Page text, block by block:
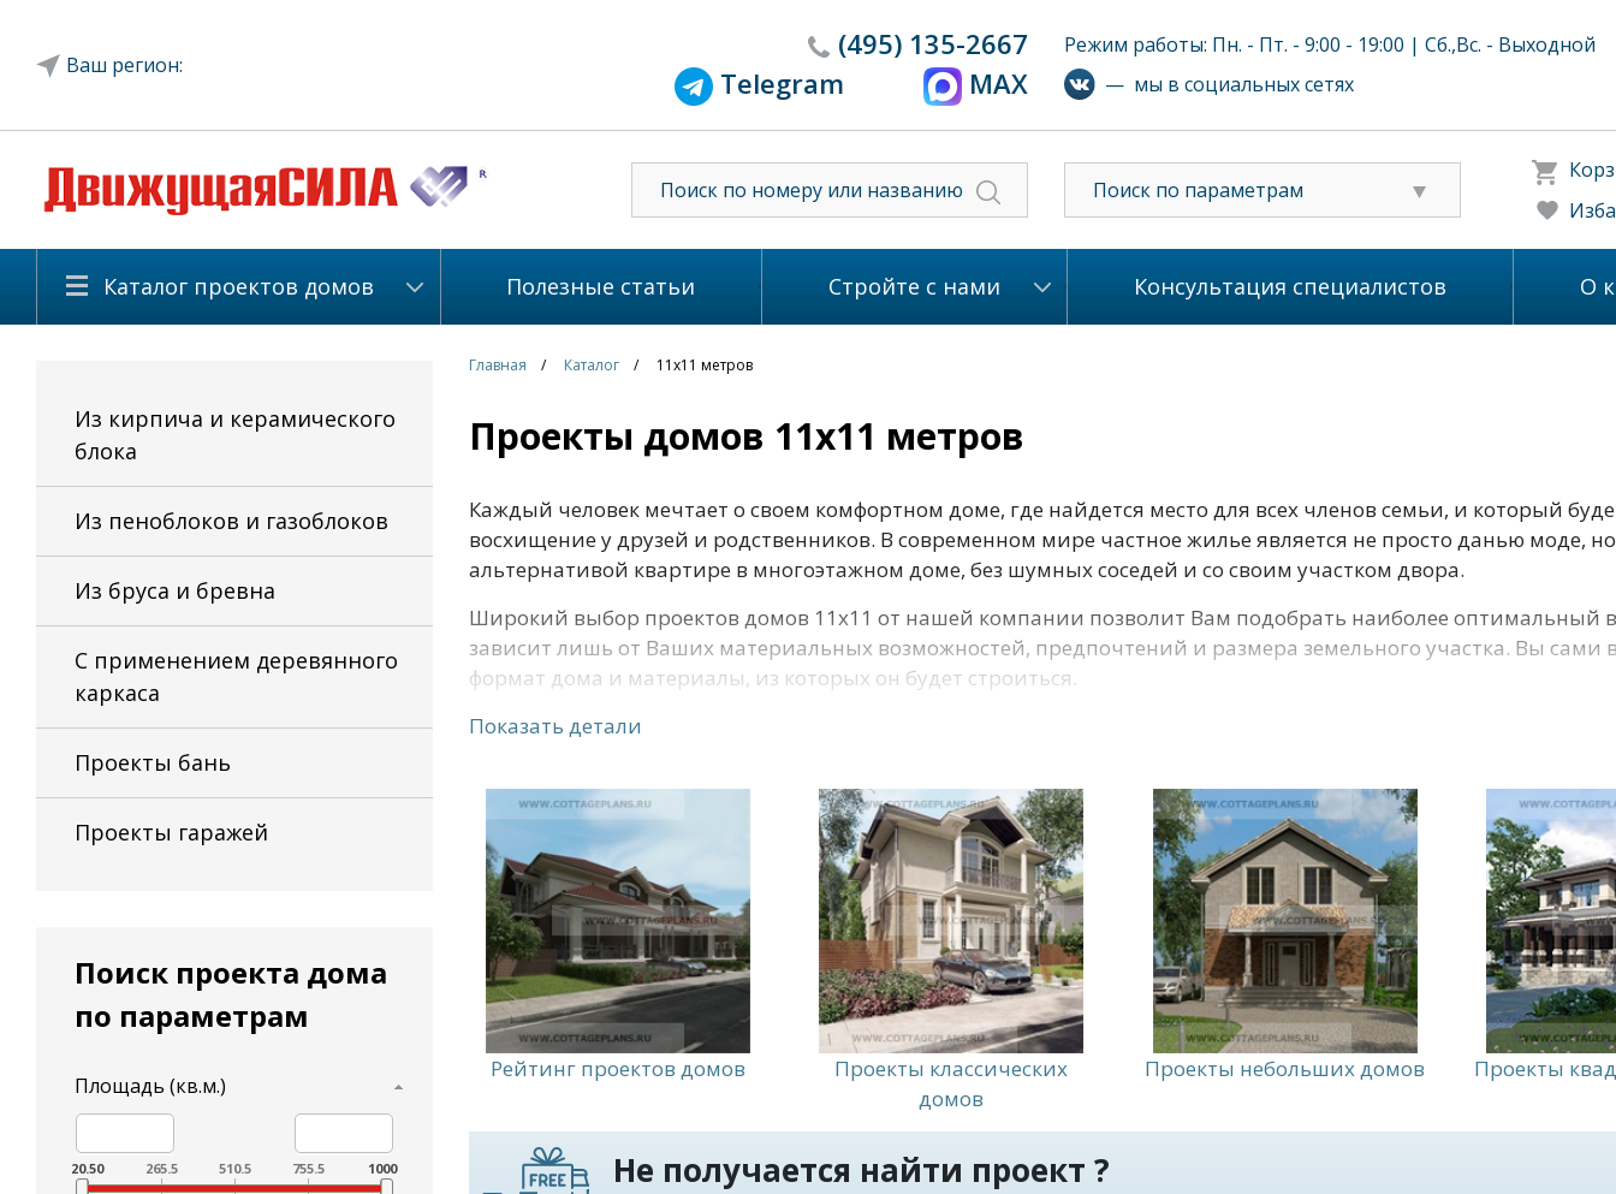
Ваш регион:
(495) 135-2667
Telegram
MAX
Режим работы: Пн. - Пт. - 9:00 - 19:00 | Сб.,Вс. - Выходной
— мы в социальных сетях
Поиск по параметрам
Каталог проектов домов Полезные статьи Стройте с нами Консультация специалистов О
Из кирпича и керамического
блока
Из пеноблоков и газоблоков
Из бруса и бревна
С применением деревянного
каркаса
Проекты бань
Проекты гаражей
Поиск проекта дома
по параметрам
Площадь (кв.м.)
20.50 265.5 510.5 755.5 1000
Главная Каталог 11x11 метров
Проекты домов 11x11 метров
Каждый человек мечтает о своем комфортном доме, где найдется место для всех членов семьи, и который
восхищение у друзей и родственников. В современном мире частное жилье является не просто данью моде,
альтернативой квартире в многоэтажном доме, без шумных соседей и со своим участком двора.
Широкий выбор проектов домов 11х11 от нашей компании позволит Вам подобрать наиболее оптимальный
зависит лишь от Ваших материальных возможностей, предпочтений и размера земельного участка. Вы сами
формат дома и материалы, из которых он будет строиться.
Показать детали
Рейтинг проектов домов
Проекты классических
домов
Проекты небольших домов Проекты
Не получается найти проект ?